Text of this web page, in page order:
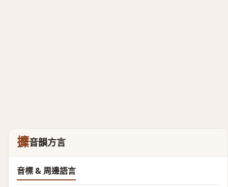
攗音韻方言
音標 & 周邊語言